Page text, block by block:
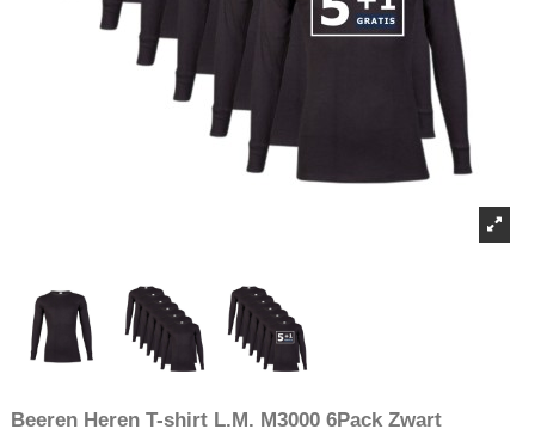
Beeren Heren T-shirt L.M. M3000 6Pack Zwart